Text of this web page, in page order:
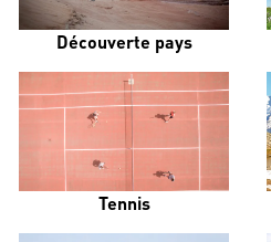
Découverte pays
Tennis